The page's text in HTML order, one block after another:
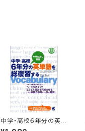
中学・高校６年分の英単
語を総復習する CD B